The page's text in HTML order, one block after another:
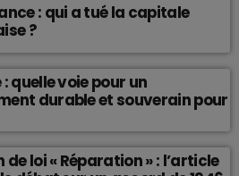
: qui a tué la capitale
?
quelle voie pour un
durable et souverain pour
loi « Réparation » : l’article